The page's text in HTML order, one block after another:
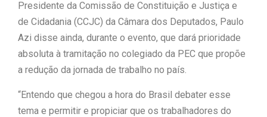
Presidente da Comissão de Constituição e Justiça e
de Cidadania (CCJC) da Câmara dos Deputados, Paulo
Azi disse ainda, durante o evento, que dará prioridade
absoluta à tramitação no colegiado da PEC que propõe
a redução da jornada de trabalho no país.
“Entendo que chegou a hora do Brasil debater esse
tema e permitir e propiciar que os trabalhadores do